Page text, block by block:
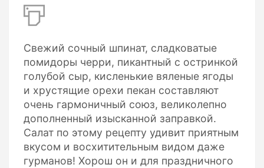
Свежий сочный шпинат, сладковатые
помидоры черри, пикантный с остринкой
голубой сыр, кисленькие вяленые ягоды
и хрустящие орехи пекан составляют
очень гармоничный союз, великолепно
дополненный изысканной заправкой.
Салат по этому рецепту удивит приятным
вкусом и восхитительным видом даже
гурманов! Хорош он и для праздничного